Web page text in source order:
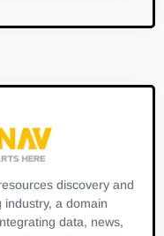
discovery and
a domain
data, news,